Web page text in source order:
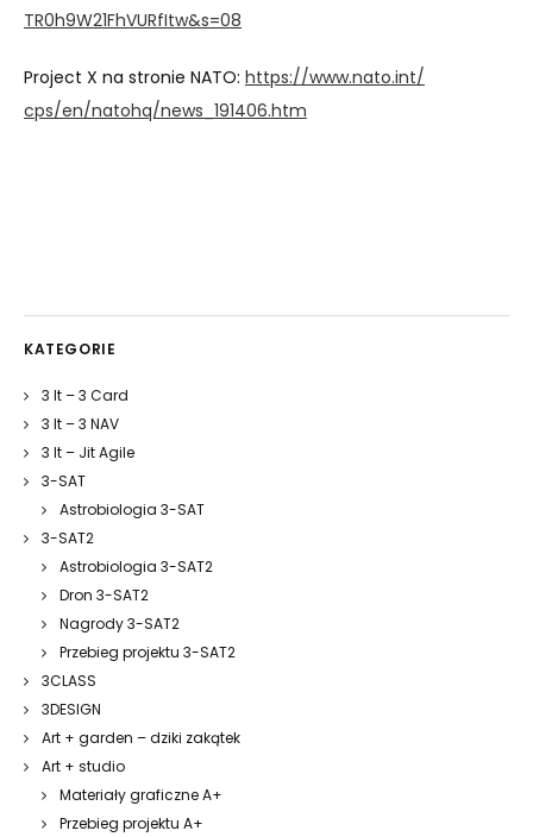
TR0h9W21FhVURfItw&s=08
Project X na stronie NATO: https://www.nato.int/
cps/en/natohq/news_191406.htm
KATEGORIE
3 It – 3 Card
3 It – 3 NAV
3 It – Jit Agile
3-SAT
Astrobiologia 3-SAT
3-SAT2
Astrobiologia 3-SAT2
Dron 3-SAT2
Nagrody 3-SAT2
Przebieg projektu 3-SAT2
3CLASS
3DESIGN
Art + garden – dziki zakątek
Art + studio
Materiały graficzne A+
Przebieg projektu A+